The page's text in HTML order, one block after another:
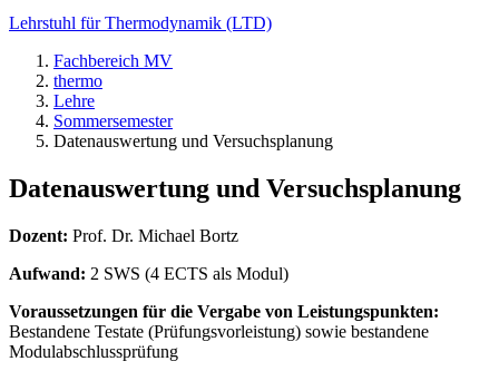
Lehrstuhl für Thermodynamik (LTD)
Fachbereich MV
thermo
Lehre
Sommersemester
Datenauswertung und Versuchsplanung
Datenauswertung und Versuchsplanung
Dozent: Prof. Dr. Michael Bortz
Aufwand: 2 SWS (4 ECTS als Modul)
Voraussetzungen für die Vergabe von Leistungspunkten:
Bestandene Testate (Prüfungsvorleistung) sowie bestandene
Modulabschlussprüfung